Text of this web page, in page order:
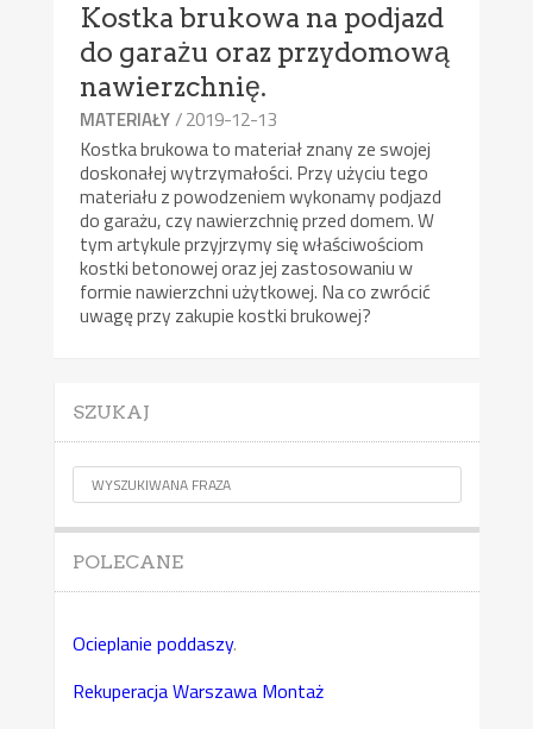
Kostka brukowa na podjazd
do garażu oraz przydomową
nawierzchnię.
MATERIAŁY/ 2019-12-13
Kostka brukowa to materiał znany ze swojej
doskonałej wytrzymałości. Przy użyciu tego
materiału z powodzeniem wykonamy podjazd
do garażu, czy nawierzchnię przed domem. W
tym artykule przyjrzymy się właściwościom
kostki betonowej oraz jej zastosowaniu w
formie nawierzchni użytkowej. Na co zwrócić
uwagę przy zakupie kostki brukowej?
SZUKAJ
POLECANE
Ocieplanie poddaszy.
Rekuperacja Warszawa Montaż